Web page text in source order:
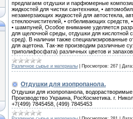
предлагаем отдушки и парфюмерные
жидкостей для чистки сантехники, •
незамерзающих жидкостей для автостекла,
стеклоочистителей, • отбеливающих средств,
• шампуней, Особое внимание уделяется
для щелочной среды, отдушки для
сред). В наличии также специализированные
для ацетона. Так-же производим различные
триполифосфата) различных цветов и
Различное сырье и материалы Просмотров: 267 Дата:
Отдушки для изопропанола.
Отдушки для изопропанола,
Производство Украина, РосКосметика. г.
+7(499) 7845458, (499) 7845453